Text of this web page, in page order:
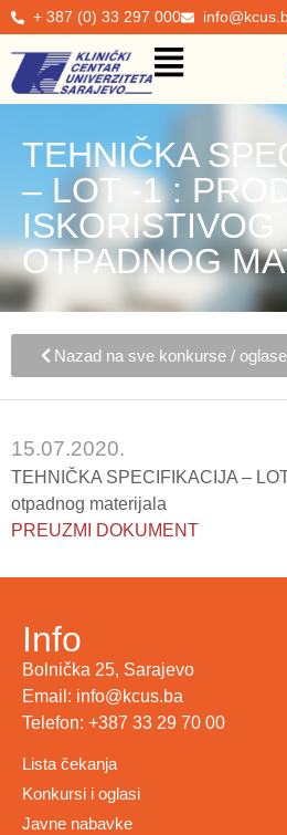
+ 387 (0) 33 297 000
TEHNIČKA
– LOT -1 :
ISKORISTIVOG
OTPADNOG
Nazad na sve konkurse / oglase
15.07.2020.
TEHNIČKA SPECIFIKACIJA –
otpadnog materijala
PREUZMI DOKUMENT
Info
Bolnička 25, Sarajevo
Email: info@kcus.ba
Telefon: +387 33 29 70 00
Lista čekanja
Konkursi i oglasi
Javne nabavke